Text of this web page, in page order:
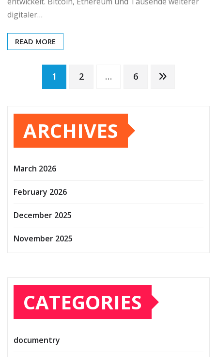
digitaler…
READ MORE
Posts
pagination
1 2 … 6
ARCHIVES
March 2026
February 2026
December 2025
November 2025
CATEGORIES
documentry